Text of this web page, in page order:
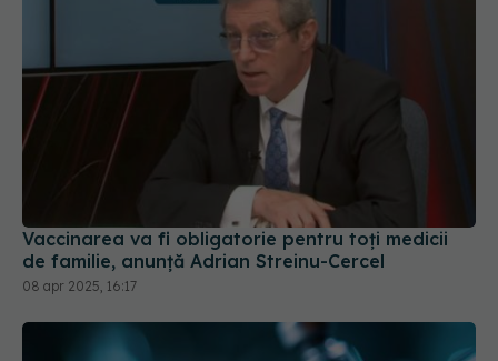
Vaccinarea va fi obligatorie pentru toţi medicii
de familie, anunță Adrian Streinu-Cercel
08 apr 2025, 16:17